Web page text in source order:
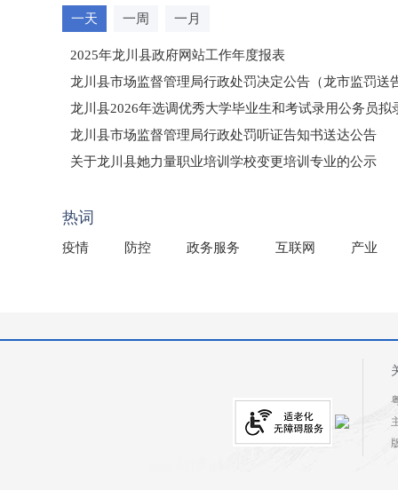
一天 一周 一月
2025年龙川县政府网站工作年度报表
龙川县市场监督管理局行政处罚决定公告（龙市监罚送
龙川县2026年选调优秀大学毕业生和考试录用公务员拟
龙川县市场监督管理局行政处罚听证告知书送达公告
（龙市监罚送告〔2026〕71号）
关于龙川县她力量职业培训学校变更培训专业的公示
热词
疫情 防控 政务服务 互联网 产业